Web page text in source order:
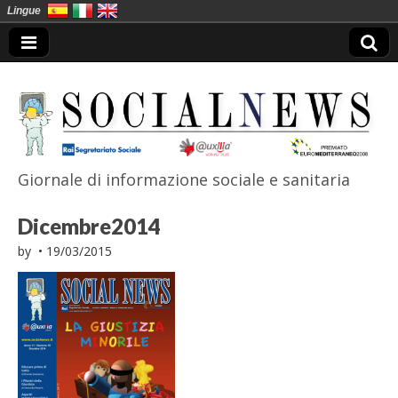
SocialNews
Giornale di informazione sociale e sanitaria
Dicembre2014
by • 19/03/2015
Lingue